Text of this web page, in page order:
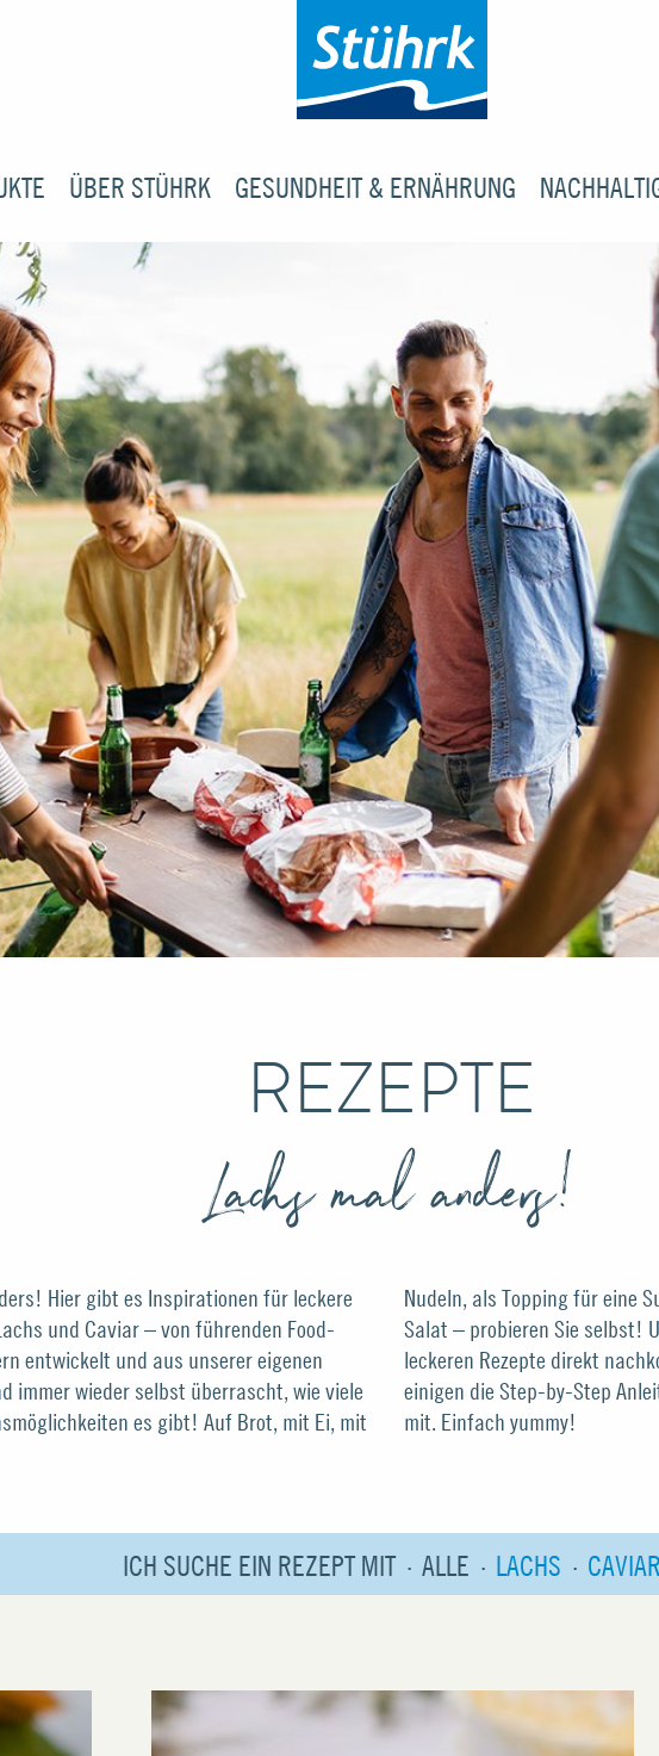
ÜBER STÜHRK GESUNDHEIT & ERNÄHRUNG
REZEPTE
Lachs mal anders!
Hier gibt es Inspirationen für leckere
und Caviar – von führenden Food-
entwickelt und aus unserer eigenen
immer wieder selbst überrascht, wie viele
es gibt! Auf Brot, mit Ei, mit
für eine Suppe oder einen knackigen
Sie selbst! Und für alle, die eines unserer
direkt nachkochen wollen, liefern wir bei
by-Step Anleitung gleich noch im Video
mit. Einfach yummy!
ICH SUCHE EIN REZEPT MIT ALLE LACHS